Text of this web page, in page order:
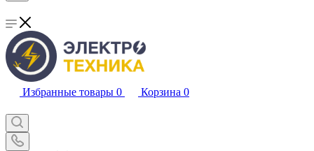
Избранные товары 0 Корзина 0